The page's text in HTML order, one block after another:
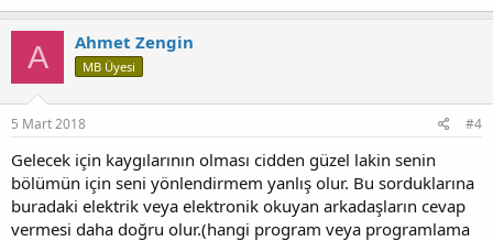
A Ahmet Zengin
MB Üyesi
5 Mart 2018 #4
Gelecek için kaygılarının olması cidden güzel lakin senin
bölümün için seni yönlendirmem yanlış olur. Bu sorduklarına
buradaki elektrik veya elektronik okuyan arkadaşların cevap
vermesi daha doğru olur.(hangi program veya programlama